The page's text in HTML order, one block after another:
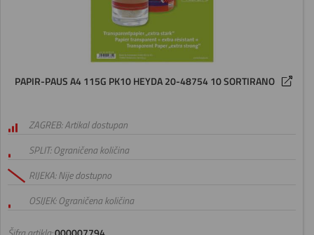
PAPIR-PAUS A4 115G PK10 HEYDA 20-48754 10 SORTIRANO
ZAGREB: Artikal dostupan
SPLIT: Ograničena količina
RIJEKA: Nije dostupno
OSIJEK: Ograničena količina